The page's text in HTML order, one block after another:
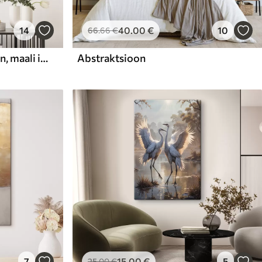
14
Abstraktne kompositsioon, maali imitatsioon
66.66€40.00€ 10
Abstraktsioon